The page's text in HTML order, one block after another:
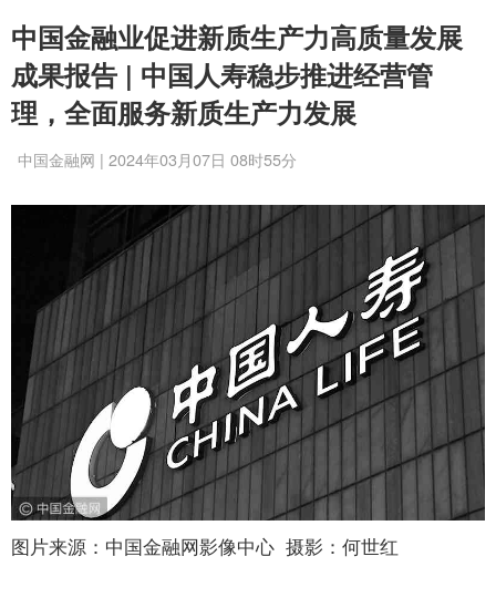
中国金融业促进新质生产力高质量发展
成果报告 | 中国人寿稳步推进经营管
理，全面服务新质生产力发展
中国金融网 | 2024年03月07日 08时55分
图片来源：中国金融网影像中心 摄影：何世红